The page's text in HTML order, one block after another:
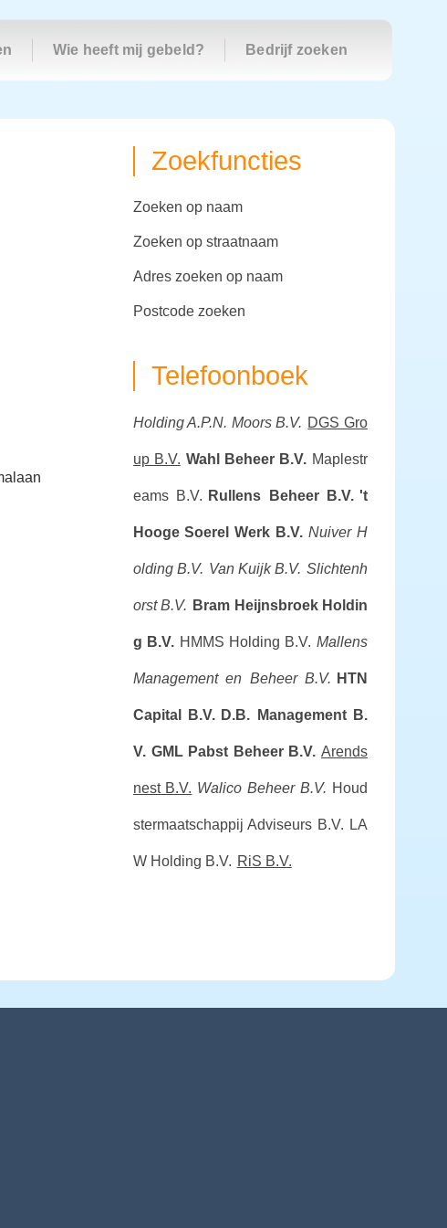
Wie heeft mij gebeld? Bedrijf zoeken
Zoekfuncties
zoeken op naam
zoeken op straatnaam
adres zoeken op naam
postcode zoeken
Telefoonboek
Holding A.P.N. Moors B.V. DGS Gro
up B.V. Wahl Beheer B.V. Maplestr
eams B.V. Rullens Beheer B.V. 't
Hooge Soerel Werk B.V. Nuiver H
olding B.V. Van Kuijk B.V. Slichtenh
orst B.V. Bram Heijnsbroek Holdin
g B.V. HMMS Holding B.V. Mallens
Management en Beheer B.V. HTN
Capital B.V. D.B. Management B.
V. GML Pabst Beheer B.V. Arends
nest B.V. Walico Beheer B.V. Houd
stermaatschappij Adviseurs B.V. LA
W Holding B.V. RiS B.V.